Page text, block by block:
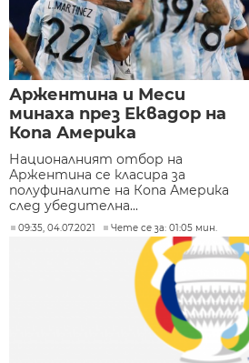
Аржентина и Меси
минаха през Еквадор на
Копа Америка
Националният отбор на
Аржентина се класира за
полуфиналите на Копа Америка
след убедителна...
09:35, 04.07.2021 Чете се за: 01:05 мин.